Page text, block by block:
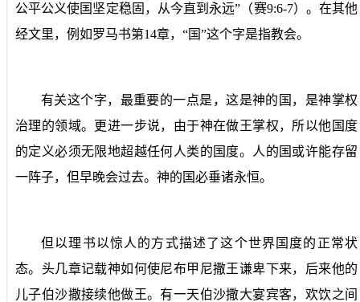
公平公义使国坚定稳固，从今直到永远”（赛9:6-7）。在其他
经文里，例如罗马书第14章，“国”这个字是指教会。
有关这个字，最重要的一点是，这是神的国，是神掌权
治理的领域。更进一步说，由于神在做王掌权，所以他国度
的定义必须无限地超越任何人类的国度。人的国或许能存留
一阵子，但早晚会过去。神的国必垂诸永恒。
但以理书以惊人的方式描述了这个世界国度的正常状
态。头几章记载神如何使尼布甲尼撒王谦卑下来，后来他的
儿子伯沙撒接续他做王。有一天伯沙撒大宴宾客，欢饮之间